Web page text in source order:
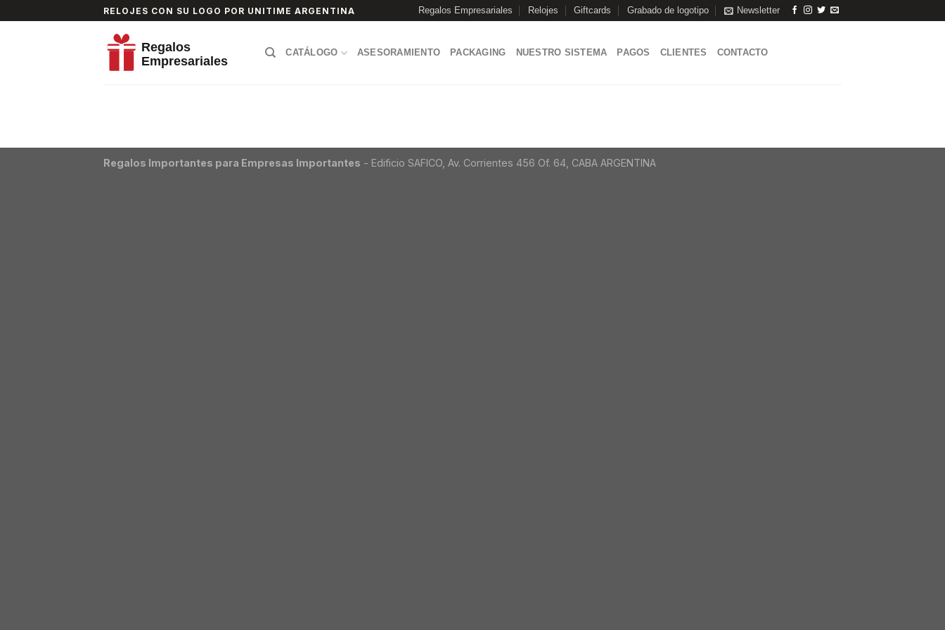
to
RELOJES CON SU LOGO POR UNITIME ARGENTINA Regalos Empresariales Relojes Giftcards Grabado de logotipo Newsletter
CATÁLOGO ASESORAMIENTO PACKAGING NUESTRO SISTEMA PAGOS CLIENTES CONTACTO
Regalos Importantes para Empresas Importantes - Edificio SAFICO, Av. Corrientes 456 Of. 64, CABA ARGENTINA